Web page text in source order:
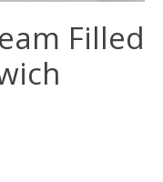
Filled